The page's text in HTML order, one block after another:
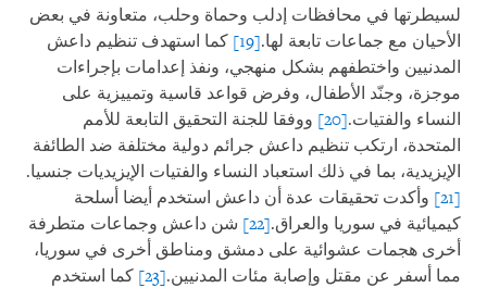
لسيطرتها في محافظات إدلب وحماة وحلب، متعاونة في بعض
الأحيان مع جماعات تابعة لها.[19]
كما استهدف تنظيم داعش
المدنيين واختطفهم بشكل منهجي، ونفذ إعدامات بإجراءات
موجزة، وجنّد الأطفال، وفرض قواعد قاسية وتمييزية على
النساء والفتيات.[20]
ووفقا للجنة التحقيق التابعة للأمم
المتحدة، ارتكب تنظيم داعش جرائم دولية مختلفة ضد الطائفة
الإيزيدية، بما في ذلك استعباد النساء والفتيات الإيزيديات جنسيا.
[21]
وأكدت تحقيقات عدة أن داعش استخدم أيضا أسلحة
كيميائية في سوريا والعراق.[22]
شن داعش وجماعات متطرفة
أخرى هجمات عشوائية على دمشق ومناطق أخرى في سوريا،
مما أسفر عن مقتل وإصابة مئات المدنيين.[23]
كما استخدم